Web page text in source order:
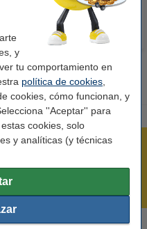
y
tu comportamiento en
política de cookies
cookies, cómo funcionan, y
''Aceptar'' para
cookies, solo
y analíticas (y técnicas